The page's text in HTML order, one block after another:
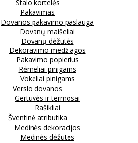
Stalo kortelės
Pakavimas
Dovanos pakavimo paslauga
Dovanų maišeliai
Dovanų dėžutės
Dekoravimo medžiagos
Pakavimo popierius
Rėmeliai pinigams
Vokeliai pinigams
Verslo dovanos
Gertuvės ir termosai
Rašikliai
Šventinė atributika
Medinės dekoracijos
Medinės dėžutės